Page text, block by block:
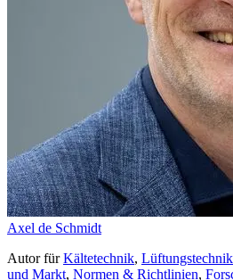
Axel de Schmidt
AutorfürKältetechnik, Lüftungstechnik
und Markt, Normen & Richtlinien,